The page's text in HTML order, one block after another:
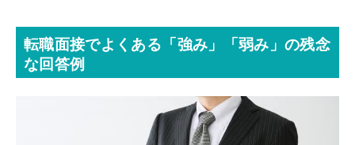
転職面接でよくある「強み」「弱み」の残念
な回答例